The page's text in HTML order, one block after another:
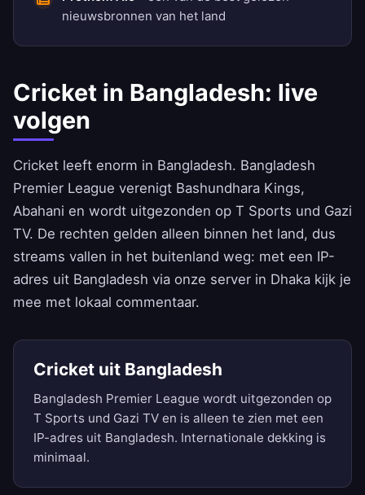
nieuwsbronnen van het land
Cricket in Bangladesh: live
volgen
Cricket leeft enorm in Bangladesh. Bangladesh
Premier League verenigt Bashundhara Kings,
Abahani en wordt uitgezonden op T Sports und Gazi
TV. De rechten gelden alleen binnen het land, dus
streams vallen in het buitenland weg: met een IP-
adres uit Bangladesh via onze server in Dhaka kijk je
mee met lokaal commentaar.
Cricket uit Bangladesh
Bangladesh Premier League wordt uitgezonden op
T Sports und Gazi TV en is alleen te zien met een
IP-adres uit Bangladesh. Internationale dekking is
minimaal.